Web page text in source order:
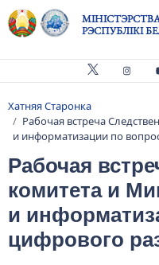
Skip to main content
РЭСПУБЛІКІ
Breadcrumb
Хатняя Старонка
Рабочая встреча
и информатизации по
Рабочая
комитета и
и
цифрового